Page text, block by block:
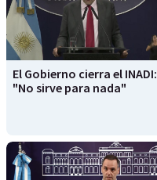
El Gobierno cierra el INADI:
"No sirve para nada"